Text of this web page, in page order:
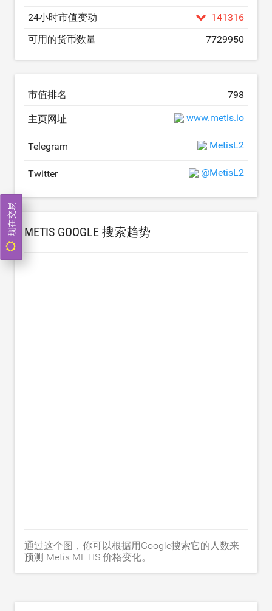
24小时市值变动
141316
可用的货币数量
7729950
市值排名 798
主页网址 www.metis.io
Telegram MetisL2
Twitter @MetisL2
METIS GOOGLE 搜索趋势
通过这个图，你可以根据用Google搜索它的人数来
预测 Metis METIS 价格变化。
现在交易